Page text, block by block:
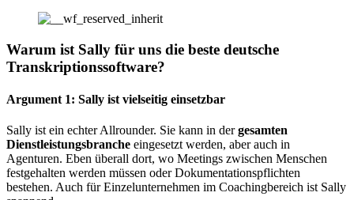
Warum ist Sally für uns die beste deutsche
Transkriptionssoftware?
Argument 1: Sally ist vielseitig einsetzbar
Sally ist ein echter Allrounder. Sie kann in dergesamten
Dienstleistungsbranche eingesetzt werden, aber auch in
Agenturen. Eben überall dort, wo Meetings zwischen Menschen
festgehalten werden müssen oder Dokumentationspflichten
bestehen. Auch für Einzelunternehmen im Coachingbereich ist Sally